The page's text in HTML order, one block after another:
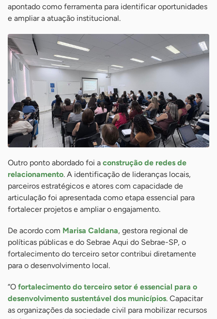
apontado como ferramenta para identificar oportunidades
e ampliar a atuação institucional.
Outro ponto abordado foi a construção de redes de
relacionamento. A identificação de lideranças locais,
parceiros estratégicos e atores com capacidade de
articulação foi apresentada como etapa essencial para
fortalecer projetos e ampliar o engajamento.
De acordo com Marisa Caldana, gestora regional de
políticas públicas e do Sebrae Aqui do Sebrae-SP, o
fortalecimento do terceiro setor contribui diretamente
para o desenvolvimento local.
“O fortalecimento do terceiro setor é essencial para o
desenvolvimento sustentável dos municípios. Capacitar
as organizações da sociedade civil para mobilizar recursos